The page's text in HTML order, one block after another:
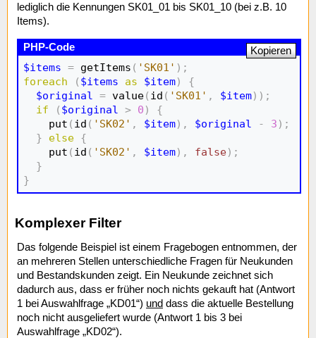
lediglich die Kennungen SK01_01 bis SK01_10 (bei z.B. 10
Items).
$items = getItems ( 'SK01' ) ;
foreach
( $items as $item)
{
$original
= value( id ( 'SK01' , $item) ) ;
if
( $original > 0 )
{
    put
( id ( 'SK02' , $item) , $original - 3 ) ;
}
else {
    put
( id ( 'SK02' , $item) , false) ;
}
}
Kopieren
Komplexer Filter
Das folgende Beispiel ist einem Fragebogen entnommen, der
an mehreren Stellen unterschiedliche Fragen für Neukunden
und Bestandskunden zeigt. Ein Neukunde zeichnet sich
dadurch aus, dass er früher noch nichts gekauft hat (Antwort
1 bei Auswahlfrage „KD01“) und dass die aktuelle Bestellung
noch nicht ausgeliefert wurde (Antwort 1 bis 3 bei
Auswahlfrage „KD02“).